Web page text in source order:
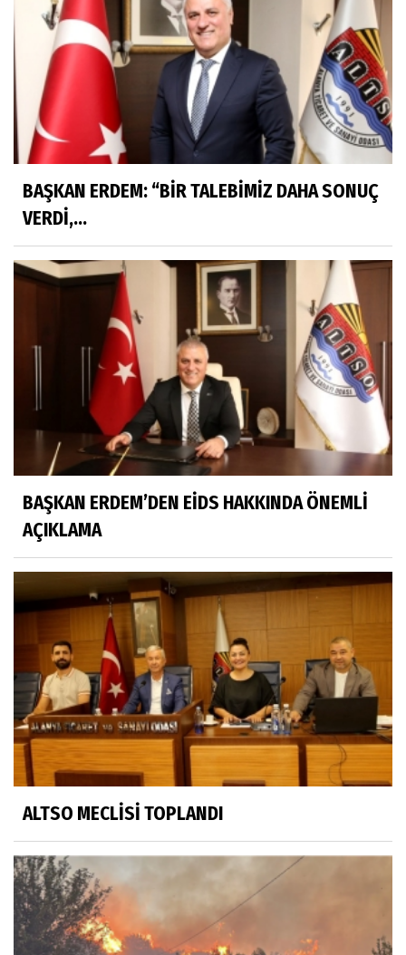
BAŞKAN ERDEM: “BİR TALEBİMİZ DAHA SONUÇ
VERDİ,...
BAŞKAN ERDEM’DEN EİDS HAKKINDA ÖNEMLİ
AÇIKLAMA
ALTSO MECLİSİ TOPLANDI